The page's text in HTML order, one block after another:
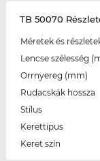
TB 50070
Méretek és
Lencse szélesség
Orrnyereg (mm)
Rudacskák hossza
Stílus
Kerettipus
Keret szín